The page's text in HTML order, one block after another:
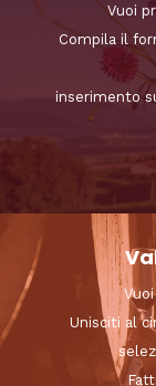
Vuoi
Compila il
inserimento
Unisciti al